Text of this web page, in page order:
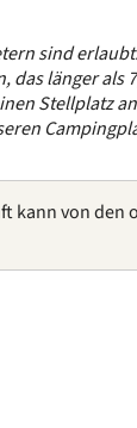
sind
das länger als
Stellplatz
kann von den